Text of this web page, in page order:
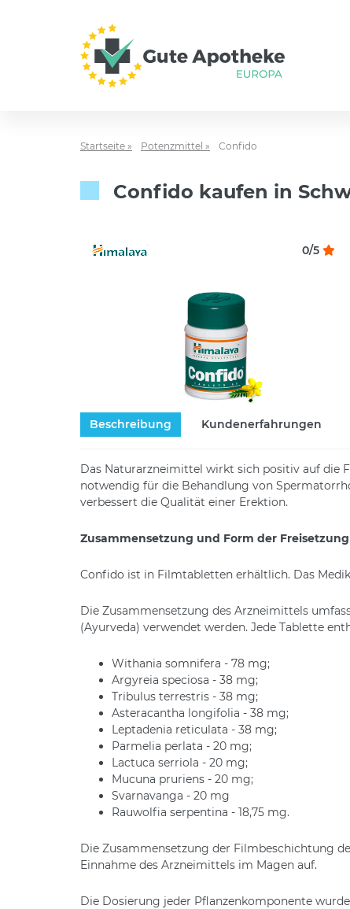
Startseite » Potenzmittel » Confido
Confido kaufen in
0/5
Beschreibung Kundenerfahrungen
Das Naturarzneimittel wirkt sich positiv auf die
notwendig für die Behandlung von
verbessert die Qualität einer Erektion.
Zusammensetzung und Form der Freisetzung
Confido ist in Filmtabletten erhältlich. Das
Die Zusammensetzung des Arzneimittels
(Ayurveda) verwendet werden. Jede Tablette
Withania somnifera - 78 mg;
Argyreia speciosa - 38 mg;
Tribulus terrestris - 38 mg;
Asteracantha longifolia - 38 mg;
Leptadenia reticulata - 38 mg;
Parmelia perlata - 20 mg;
Lactuca serriola - 20 mg;
Mucuna pruriens - 20 mg;
Svarnavanga - 20 mg
Rauwolfia serpentina - 18,75 mg.
Die Zusammensetzung der Filmbeschichtung
Einnahme des Arzneimittels im Magen auf.
Die Dosierung jeder Pflanzenkomponente